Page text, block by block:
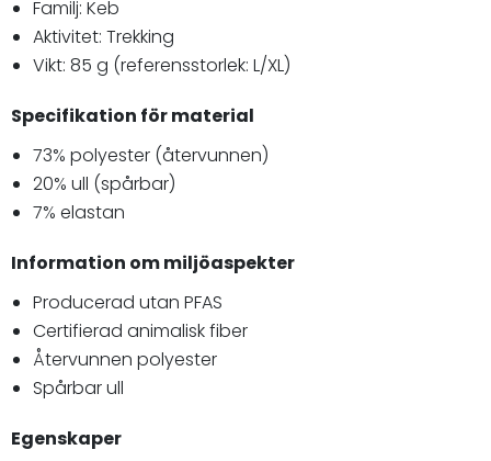
Familj: Keb
Aktivitet: Trekking
Vikt: 85 g (referensstorlek: L/XL)
Specifikation för material
73% polyester (återvunnen)
20% ull (spårbar)
7% elastan
Information om miljöaspekter
Producerad utan PFAS
Certifierad animalisk fiber
Återvunnen polyester
Spårbar ull
Egenskaper